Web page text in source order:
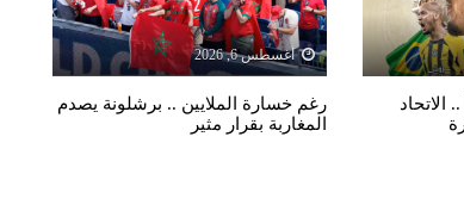
أغسطس 6, 2026
رغم خسارة الملايين .. برشلونة يصدم
المغاربة بقرار مثير